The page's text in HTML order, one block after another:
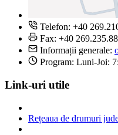
Telefon: +40
Fax: +40
Informații generale:
Program: Luni-Joi:
Link-uri utile
Rețeaua de drumuri